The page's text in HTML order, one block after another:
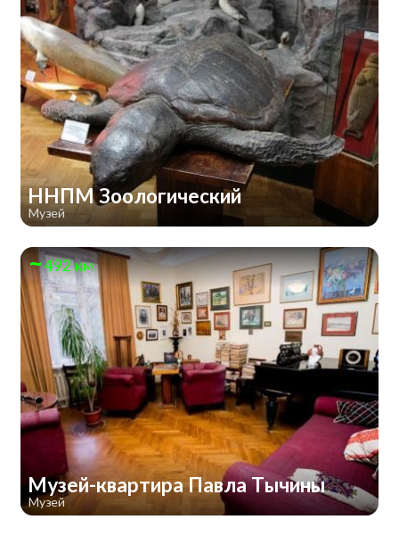
ННПМ Зоологический
Музей
492 км
Музей-квартира Павла Тычины
Музей